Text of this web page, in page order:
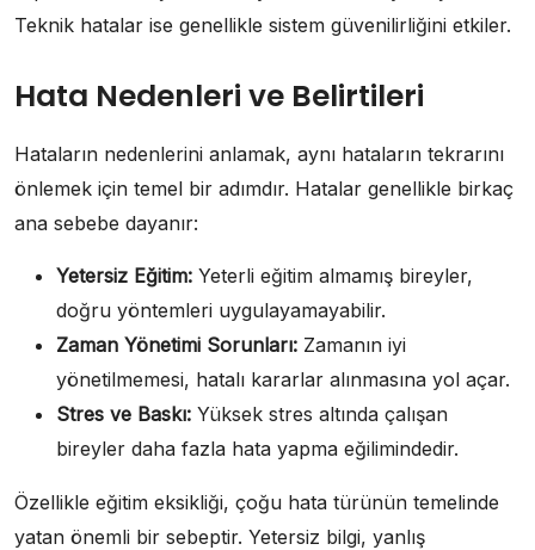
Teknik hatalar ise genellikle sistem güvenilirliğini etkiler.
Hata Nedenleri ve Belirtileri
Hataların nedenlerini anlamak, aynı hataların tekrarını
önlemek için temel bir adımdır. Hatalar genellikle birkaç
ana sebebe dayanır:
Yetersiz Eğitim: Yeterli eğitim almamış bireyler,
doğru yöntemleri uygulayamayabilir.
Zaman Yönetimi Sorunları: Zamanın iyi
yönetilmemesi, hatalı kararlar alınmasına yol açar.
Stres ve Baskı: Yüksek stres altında çalışan
bireyler daha fazla hata yapma eğilimindedir.
Özellikle eğitim eksikliği, çoğu hata türünün temelinde
yatan önemli bir sebeptir. Yetersiz bilgi, yanlış